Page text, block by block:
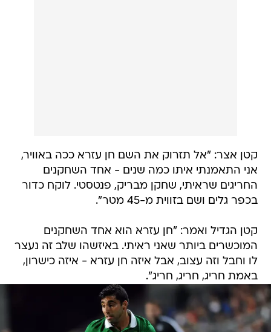
קטן אצר: "אל תזרוק את השם חן עזרא ככה באוויר,
אני התאמנתי איתו כמה שנים - אחד השחקנים
החריגים שראיתי, שחקן מבריק, פנטסטי. לוקח כדור
בכפר גלים ושם בזווית מ-45 מטר".
קטן הגדיל ואמר: "חן עזרא הוא אחד השחקנים
המוכשרים ביותר שאני ראיתי. באיזשהו שלב זה נעצר
לו וחבל וזה עצוב, אבל איזה חן עזרא - איזה כישרון,
באמת חריג, חריג, חריג".